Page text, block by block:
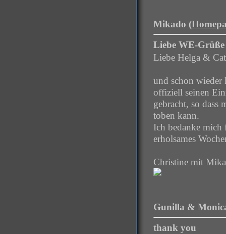
Mikado (
Liebe WE-Grüße
Liebe Helga &
und schon wieder
offiziell seinen
gebracht, so dass
toben kann.
Ich bedanke
erholsames
Christine mit
Gunilla &
thank you